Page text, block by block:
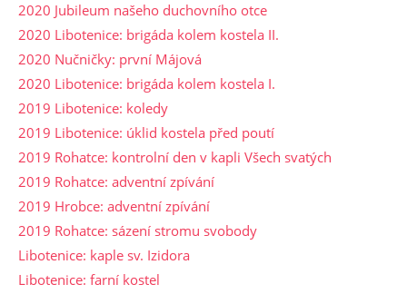
2020 Jubileum našeho duchovního otce
2020 Libotenice: brigáda kolem kostela II.
2020 Nučničky: první Májová
2020 Libotenice: brigáda kolem kostela I.
2019 Libotenice: koledy
2019 Libotenice: úklid kostela před poutí
2019 Rohatce: kontrolní den v kapli Všech svatých
2019 Rohatce: adventní zpívání
2019 Hrobce: adventní zpívání
2019 Rohatce: sázení stromu svobody
Libotenice: kaple sv. Izidora
Libotenice: farní kostel